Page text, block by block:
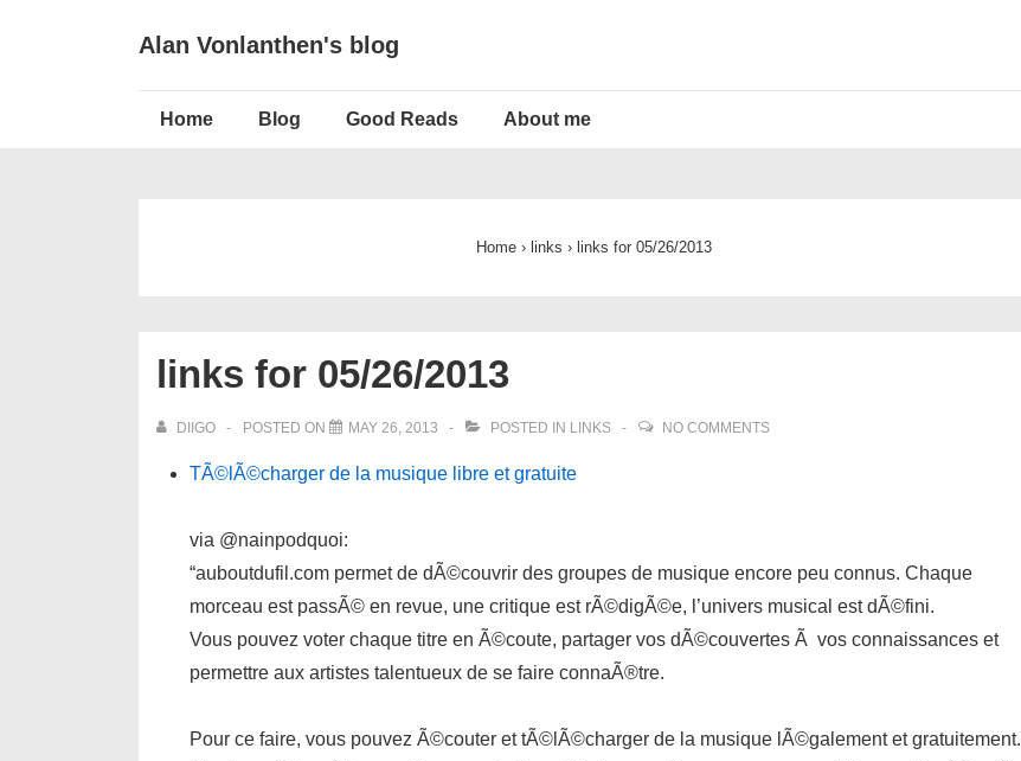
Alan Vonlanthen's blog
Home Blog Good Reads About me
Home › links › links for 05/26/2013
links for 05/26/2013
DIIGO POSTED ON MAY 26, 2013 POSTED IN LINKS NO COMMENTS
TÃ©lÃ©charger de la musique libre et gratuite
via @nainpodquoi:
“auboutdufil.com permet de dÃ©couvrir des groupes de musique encore peu connus. Chaque
morceau est passÃ© en revue, une critique est rÃ©digÃ©e, l’univers musical est dÃ©fini.
Vous pouvez voter chaque titre en Ã©coute, partager vos dÃ©couvertes Ã vos connaissances et
permettre aux artistes talentueux de se faire connaÃ®tre.
Pour ce faire, vous pouvez Ã©couter et tÃ©lÃ©charger de la musique lÃ©galement et gratuitement.